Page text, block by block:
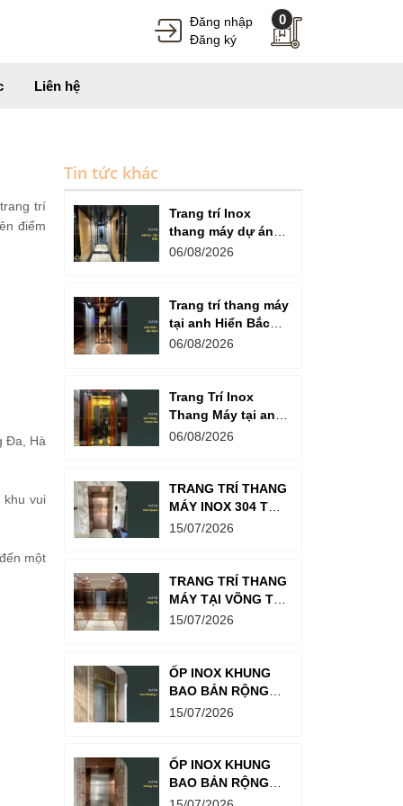
Đăng nhập
Đăng ký
0
Liên hệ
trí
điểm
Đa, Hà
khu vui
một
Tin tức khác
Trang trí Inox
thang máy dự án
Anh Kỳ Cầu Giấy -
06/08/2026
Trang trí thang máy
tại anh Hiển Bắc
Ninh - Tinh tế, Hiện
06/08/2026
Trang Trí Inox
Thang Máy tại anh
Hùng Thanh Oai -
không gian sống
06/08/2026
TRANG TRÍ THANG
MÁY INOX 304 TẠI
VĨNH QUỲNH - GIẢI
TẦM ĐẲNG CẤP
KHÔNG GIAN
15/07/2026
TRANG TRÍ THANG
MÁY TẠI VÕNG THỊ
- NÂNG TẦM THẨM
15/07/2026
ỐP INOX KHUNG
BAO BẢN RỘNG
TẠI HOA PHƯỢNG
TRỌNG, TINH TẾ
15/07/2026
ỐP INOX KHUNG
BAO BẢN RỘNG
CÔNG TRÌNH